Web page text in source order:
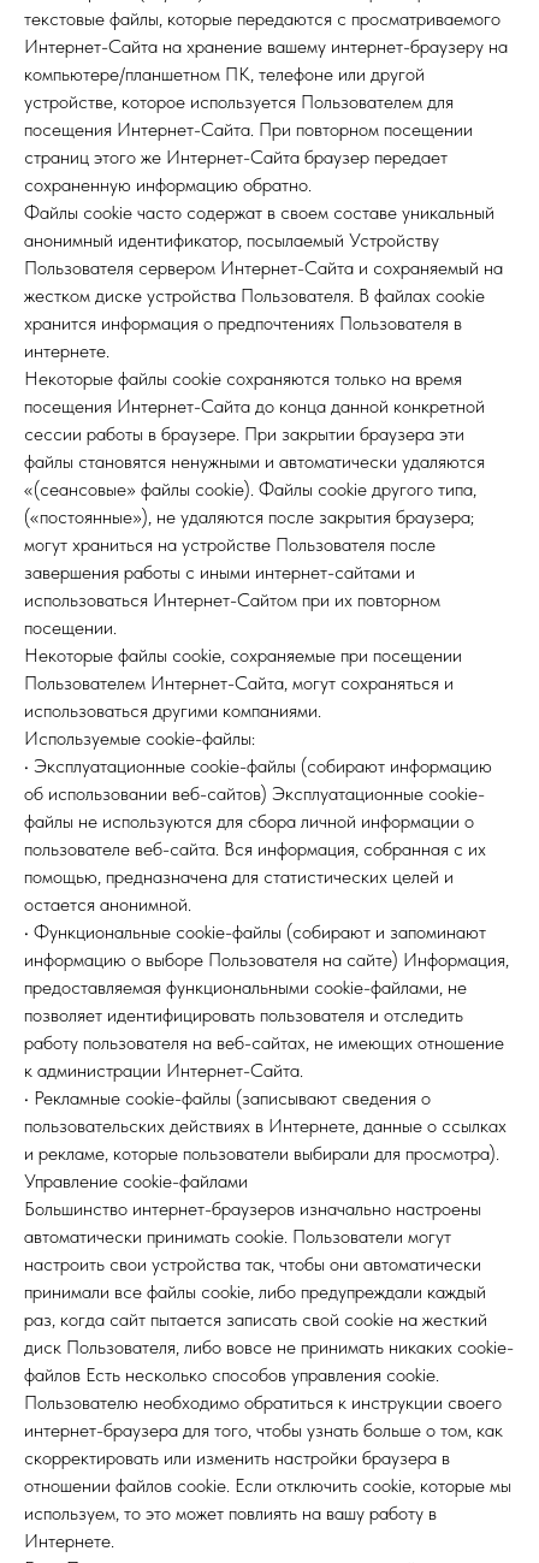
текстовые файлы, которые передаются с просматриваемого
Интернет-Сайта на хранение вашему интернет-браузеру на
компьютере/планшетном ПК, телефоне или другой
устройстве, которое используется Пользователем для
посещения Интернет-Сайта. При повторном посещении
страниц этого же Интернет-Сайта браузер передает
сохраненную информацию обратно.
Файлы cookie часто содержат в своем составе уникальный
анонимный идентификатор, посылаемый Устройству
Пользователя сервером Интернет-Сайта и сохраняемый на
жестком диске устройства Пользователя. В файлах cookie
хранится информация о предпочтениях Пользователя в
интернете.
Некоторые файлы cookie сохраняются только на время
посещения Интернет-Сайта до конца данной конкретной
сессии работы в браузере. При закрытии браузера эти
файлы становятся ненужными и автоматически удаляются
«(сеансовые» файлы cookie). Файлы cookie другого типа,
(«постоянные»), не удаляются после закрытия браузера;
могут храниться на устройстве Пользователя после
завершения работы с иными интернет-сайтами и
использоваться Интернет-Сайтом при их повторном
посещении.
Некоторые файлы cookie, сохраняемые при посещении
Пользователем Интернет-Сайта, могут сохраняться и
использоваться другими компаниями.
Используемые сookie-файлы:
• Эксплуатационные cookie-файлы (собирают информацию
об использовании веб-сайтов) Эксплуатационные cookie-
файлы не используются для сбора личной информации о
пользователе веб-сайта. Вся информация, собранная с их
помощью, предназначена для статистических целей и
остается анонимной.
• Функциональные cookie-файлы (собирают и запоминают
информацию о выборе Пользователя на сайте) Информация,
предоставляемая функциональными cookie-файлами, не
позволяет идентифицировать пользователя и отследить
работу пользователя на веб-сайтах, не имеющих отношение
к администрации Интернет-Сайта.
• Рекламные cookie-файлы (записывают сведения о
пользовательских действиях в Интернете, данные о ссылках
и рекламе, которые пользователи выбирали для просмотра).
Управление cookie-файлами
Большинство интернет-браузеров изначально настроены
автоматически принимать cookie. Пользователи могут
настроить свои устройства так, чтобы они автоматически
принимали все файлы cookie, либо предупреждали каждый
раз, когда сайт пытается записать свой cookie на жесткий
диск Пользователя, либо вовсе не принимать никаких cookie-
файлов Есть несколько способов управления cookie.
Пользователю необходимо обратиться к инструкции своего
интернет-браузера для того, чтобы узнать больше о том, как
скорректировать или изменить настройки браузера в
отношении файлов cookie. Если отключить cookie, которые мы
используем, то это может повлиять на вашу работу в
Интернете.